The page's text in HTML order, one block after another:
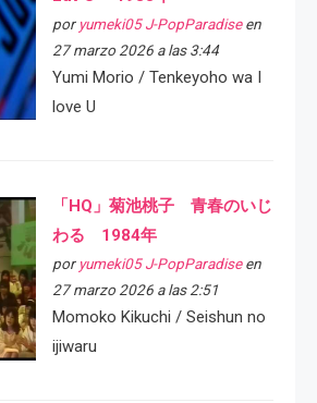
por yumeki05 J-PopParadiseen
27 marzo 2026 a las 3:44
Yumi Morio / Tenkeyoho wa I
love U
「HQ」菊池桃子 青春のいじ
わる 1984年
por yumeki05 J-PopParadiseen
27 marzo 2026 a las 2:51
Momoko Kikuchi / Seishun no
ijiwaru